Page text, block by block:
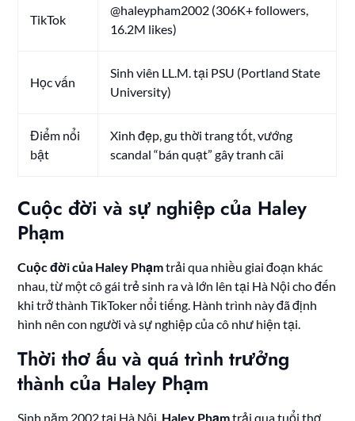
TikTok
@haleypham2002 (306K+ followers,
16.2M likes)
Học vấn
Sinh viên LL.M. tại PSU (Portland State
University)
Điểm nổi
bật
Xinh đẹp, gu thời trang tốt, vướng
scandal “bán quạt” gây tranh cãi
Cuộc đời và sự nghiệp của Haley
Phạm
Cuộc đời của Haley Phạmtrải qua nhiều giai đoạn khác
nhau, từ một cô gái trẻ sinh ra và lớn lên tại Hà Nội cho đến
khi trở thành TikToker nổi tiếng. Hành trình này đã định
hình nên con người và sự nghiệp của cô như hiện tại.
Thời thơ ấu và quá trình trưởng
thành của Haley Phạm
Sinh năm 2002 tại Hà Nội, Haley Phạmtrải qua tuổi thơ